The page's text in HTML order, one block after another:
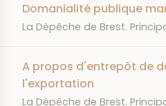
Domanialité publique
JOURNAL
La Dépêche de Brest.
A propos d'entrepôt de
l'exportation
JOURNAL
La Dépêche de Brest.